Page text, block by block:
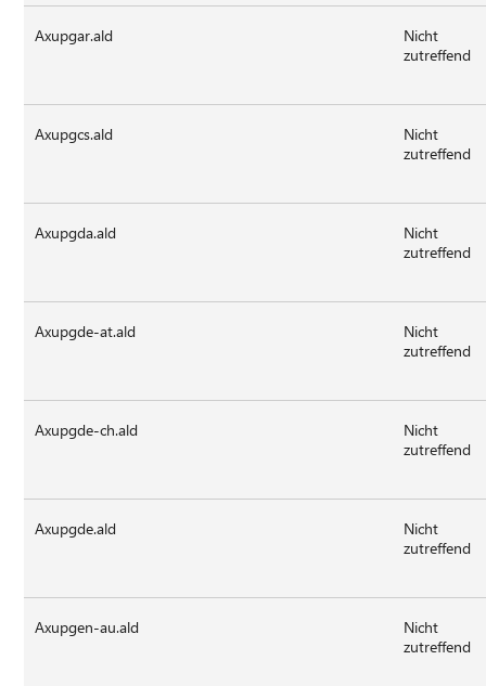
Axupgar.ald
Nicht
zutreffend
Axupgcs.ald
Nicht
zutreffend
Axupgda.ald
Nicht
zutreffend
Axupgde-at.ald
Nicht
zutreffend
Axupgde-ch.ald
Nicht
zutreffend
Axupgde.ald
Nicht
zutreffend
Axupgen-au.ald
Nicht
zutreffend